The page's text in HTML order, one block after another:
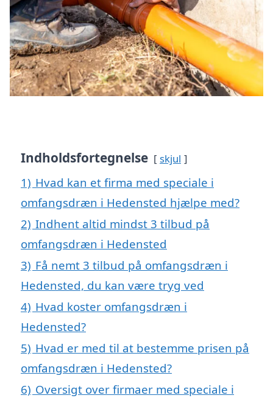
Indholdsfortegnelse skjul
1) Hvad kan et firma med speciale i
omfangsdræn i Hedensted hjælpe med?
2) Indhent altid mindst 3 tilbud på
omfangsdræn i Hedensted
3) Få nemt 3 tilbud på omfangsdræn i
Hedensted, du kan være tryg ved
4) Hvad koster omfangsdræn i
Hedensted?
5) Hvad er med til at bestemme prisen på
omfangsdræn i Hedensted?
6) Oversigt over firmaer med speciale i